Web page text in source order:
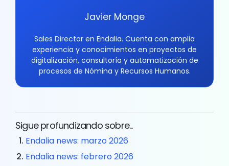
Javier Monge
Sales Director en Endalia. Cuenta con amplia
experiencia y conocimientos en proyectos de
digitalización, consultoría y automatización de
procesos de Nómina y Recursos Humanos.
Sigue profundizando sobre...
Endalia news: marzo 2026
Endalia news: febrero 2026